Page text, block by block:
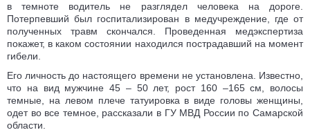
в темноте водитель не разглядел человека на дороге.
Потерпевший был госпитализирован в медучреждение, где от
полученных травм скончался. Проведенная медэкспертиза
покажет, в каком состоянии находился пострадавший на момент
гибели.
Его личность до настоящего времени не установлена. Известно,
что на вид мужчине 45 – 50 лет, рост 160 –165 см, волосы
темные, на левом плече татуировка в виде головы женщины,
одет во все темное, рассказали в ГУ МВД России по Самарской
области.